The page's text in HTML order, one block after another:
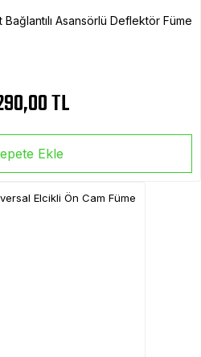
Asansörlü Deflektör Füme
TL
Ekle